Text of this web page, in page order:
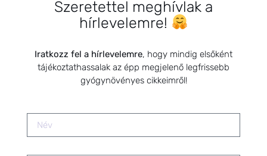
Kérlek a feliratkozáshoz fogadd el
az alábbi nyilatkozatot:
Adatkezelési tájékoztatóban
foglaltak szerint a HerbClinic
hírleveleket küldjön nekem.
Szeretettel meghívlak a
hírlevelemre!
Iratkozz fel a hírlevelemre, hogy mindig elsőként
tájékoztathassalak az épp megjelenő legfrissebb
gyógynövényes cikkeimről!